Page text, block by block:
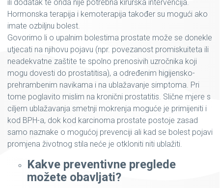
ili dodatak te onda nije potrebna kirurška intervencija.
Hormonska terapija i kemoterapija također su mogući ako
imate ozbiljnu bolest.
Govorimo li o upalnim bolestima prostate može se donekle
utjecati na njihovu pojavu (npr. povezanost promiskuiteta ili
neadekvatne zaštite te spolno prenosivih uzročnika koji
mogu dovesti do prostatitisa), a određenim higijensko-
prehrambenim navikama i na ublažavanje simptoma. Pri
tome poglavito mislim na kronični prostatitis. Slične mjere s
ciljem ublažavanja smetnji mokrenja moguće je primijeniti i
kod BPH-a, dok kod karcinoma prostate postoje zasad
samo naznake o mogućoj prevenciji ali kad se bolest pojavi
promjena životnog stila neće je otkloniti niti ublažiti.
Kakve preventivne preglede
možete obavljati?